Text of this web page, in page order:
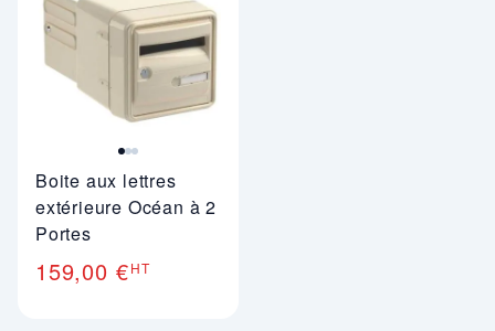
Boite aux lettres
extérieure Océan à 2
Portes
159,00 €HT